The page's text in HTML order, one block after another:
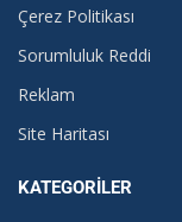
Çerez Politikası
Sorumluluk Reddi
Reklam
Site Haritası
KATEGORILER